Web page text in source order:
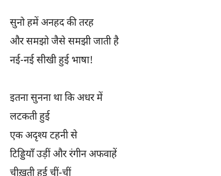
सुनो हमें अनहद की तरह
और समझो जैसे समझी जाती है
नई-नई सीखी हुई भाषा!
इतना सुनना था कि अधर में
लटकती हुई
एक अदृश्य टहनी से
टिड्डियाँ उड़ीं और रंगीन अफवाहें
चीख़ती हुई चीं-चीं